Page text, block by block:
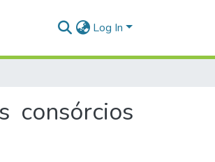
Log In
consórcios